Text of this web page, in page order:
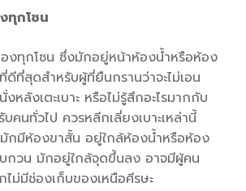
ทุกโซน
องทุกโซน ซึ่งมักอยู่หน้าห้องน้ำหรือห้อง
ดีที่สุดสำหรับผู้ที่ยืนกรานว่าจะไม่เอน
งหลังเตะเบาะ หรือไม่รู้สึกอะไรมากกับ
คนทั่วไป ควรหลีกเลี่ยงเบาะเหล่านี้
กมีห้องขาสั้น อยู่ใกล้ห้องน้ำหรือห้อง
กวน มักอยู่ใกล้จุดขึ้นลง อาจมีผู้คน
ม่มีช่องเก็บของเหนือศีรษะ